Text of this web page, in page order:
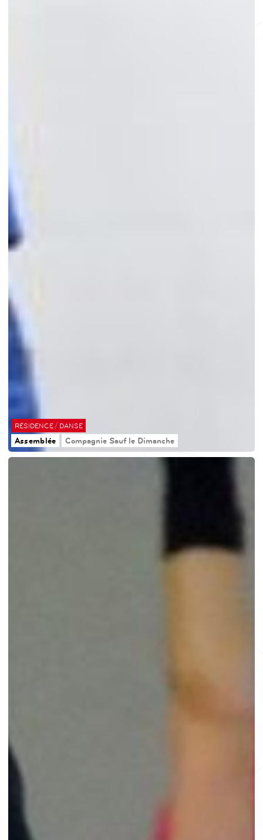
RÉSIDENCE /DANSE
Assemblée Compagnie Sauf le Dimanche